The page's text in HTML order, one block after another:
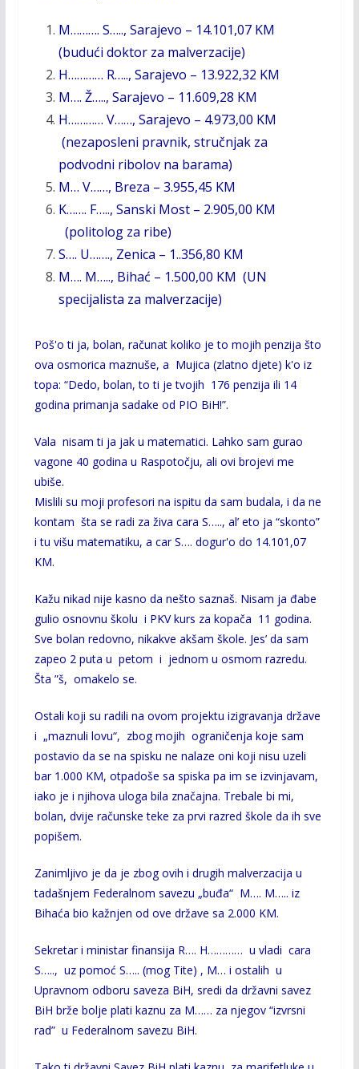
M………. S….., Sarajevo – 14.101,07 KM
(budući doktor za malverzacije)
H………… R….., Sarajevo – 13.922,32 KM
M…. Ž….., Sarajevo – 11.609,28 KM
H………… V……, Sarajevo – 4.973,00 KM
(nezaposleni pravnik, stručnjak za
podvodni ribolov na barama)
M… V……, Breza – 3.955,45 KM
K……. F….., Sanski Most – 2.905,00 KM
(politolog za ribe)
S…. U……., Zenica – 1..356,80 KM
M…. M….., Bihać – 1.500,00 KM (UN
specijalista za malverzacije)
Poš'o ti ja, bolan, računat koliko je to mojih penzija što
ova osmorica maznuše, a Mujica (zlatno djete) k'o iz
topa: “Dedo, bolan, to ti je tvojih 176 penzija ili 14
godina primanja sadake od PIO BiH!”.
Vala nisam ti ja jak u matematici. Lahko sam gurao
vagone 40 godina u Raspotočju, ali ovi brojevi me
ubiše.
Mislili su moji profesori na ispitu da sam budala, i da ne
kontam šta se radi za živa cara S….., al’ eto ja “skonto”
i tu višu matematiku, a car S…. dogur'o do 14.101,07
KM.
Kažu nikad nije kasno da nešto saznaš. Nisam ja đabe
gulio osnovnu školu i PKV kurs za kopača 11 godina.
Sve bolan redovno, nikakve akšam škole. Jes’ da sam
zapeo 2 puta u petom i jednom u osmom razredu.
Šta ”š, omakelo se.
Ostali koji su radili na ovom projektu izigravanja države
i „maznuli lovu“, zbog mojih ograničenja koje sam
postavio da se na spisku ne nalaze oni koji nisu uzeli
bar 1.000 KM, otpadoše sa spiska pa im se izvinjavam,
iako je i njihova uloga bila značajna. Trebale bi mi,
bolan, dvije računske teke za prvi razred škole da ih sve
popišem.
Zanimljivo je da je zbog ovih i drugih malverzacija u
tadašnjem Federalnom savezu „buđa“ M…. M….. iz
Bihaća bio kažnjen od ove države sa 2.000 KM.
Sekretar i ministar finansija R…. H………… u vladi cara
S….., uz pomoć S….. (mog Tite) , M… i ostalih u
Upravnom odboru saveza BiH, sredi da državni savez
BiH brže bolje plati kaznu za M…… za njegov “izvrsni
rad” u Federalnom savezu BiH.